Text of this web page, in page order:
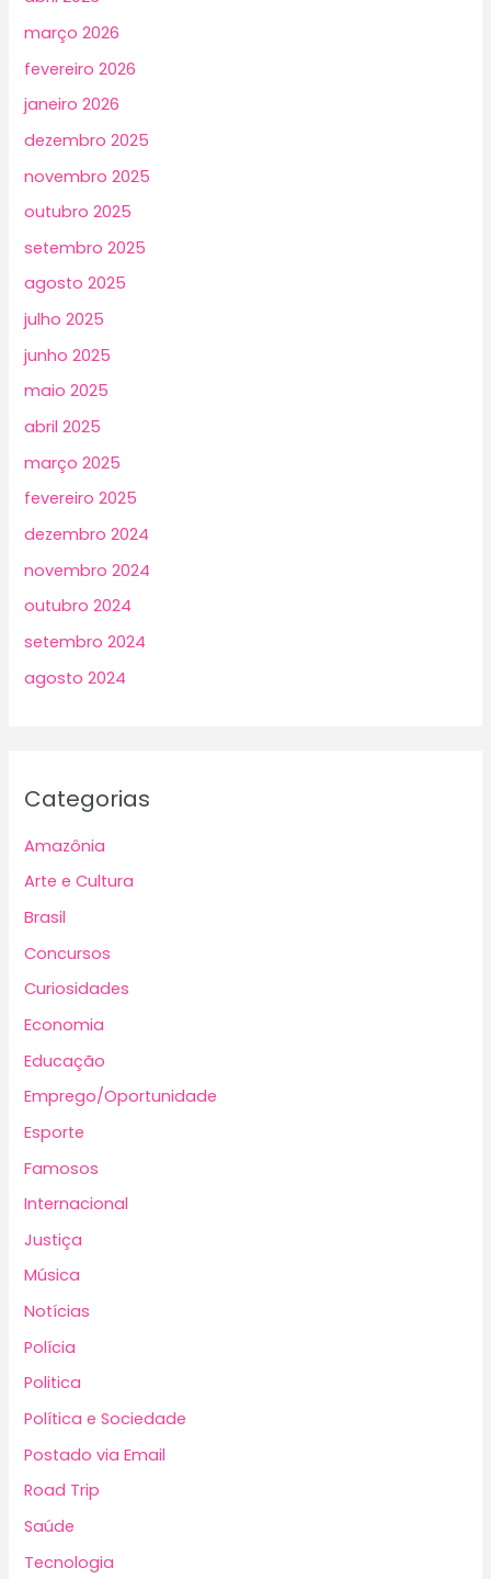
março 2026
fevereiro 2026
janeiro 2026
dezembro 2025
novembro 2025
outubro 2025
setembro 2025
agosto 2025
julho 2025
junho 2025
maio 2025
abril 2025
março 2025
fevereiro 2025
dezembro 2024
novembro 2024
outubro 2024
setembro 2024
agosto 2024
Categorias
Amazônia
Arte e Cultura
Brasil
Concursos
Curiosidades
Economia
Educação
Emprego/Oportunidade
Esporte
Famosos
Internacional
Justiça
Música
Notícias
Polícia
Politica
Política e Sociedade
Postado via Email
Road Trip
Saúde
Tecnologia